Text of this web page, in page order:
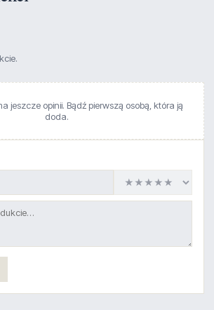
jeszcze opinii. Bądź pierwszą osobą, która ją
doda.